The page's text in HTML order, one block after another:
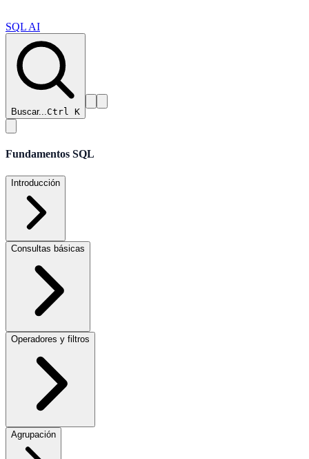
SQL AI
Buscar...Ctrl K
Fundamentos SQL
Introducción
Consultas básicas
Operadores y filtros
Agrupación